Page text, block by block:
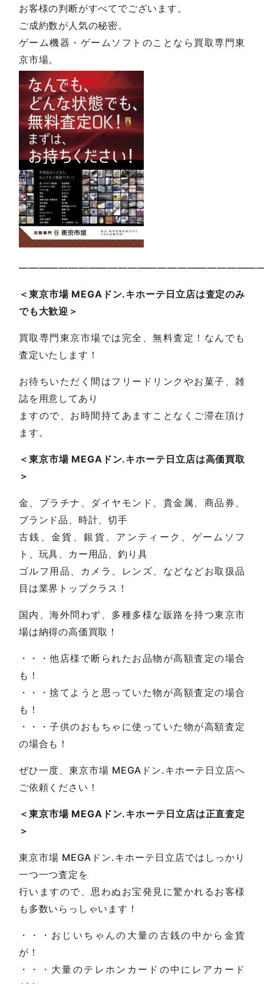
お客様の判断がすべてでございます。
ご成約数が人気の秘密。
ゲーム機器・ゲームソフトのことなら買取専門東
京市場。
＜東京市場 MEGAドン.キホーテ日立店は査定のみ
でも大歓迎＞
買取専門東京市場では完全、無料査定！なんでも
査定いたします！
お待ちいただく間はフリードリンクやお菓子、雑
誌を用意してあり
ますので、お時間持てあますことなくご滞在頂け
ます。
＜東京市場 MEGAドン.キホーテ日立店は高価買取
＞
金、プラチナ、ダイヤモンド、貴金属、商品券、
ブランド品、時計、切手
古銭、金貨、銀貨、アンティーク、ゲームソフ
ト、玩具、カー用品、釣り具
ゴルフ用品、カメラ、レンズ、などなどお取扱品
目は業界トップクラス！
国内、海外問わず、多種多様な販路を持つ東京市
場は納得の高価買取！
・・・他店様で断られたお品物が高額査定の場合
も！
・・・捨てようと思っていた物が高額査定の場合
も！
・・・子供のおもちゃに使っていた物が高額査定
の場合も！
ぜひ一度、東京市場 MEGAドン.キホーテ日立店へ
ご依頼ください！
＜東京市場 MEGAドン.キホーテ日立店は正直査定
＞
東京市場 MEGAドン.キホーテ日立店ではしっかり
一つ一つ査定を
行いますので、思わぬお宝発見に驚かれるお客様
も多数いらっしゃいます！
・・・おじいちゃんの大量の古銭の中から金貨
が！
・・・大量のテレホンカードの中にレアカード